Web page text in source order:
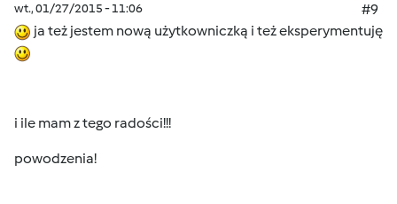
wt., 01/27/2015 - 11:06
#9
ja też jestem nową użytkowniczką i też eksperymentuję
i ile mam z tego radości!!!
powodzenia!